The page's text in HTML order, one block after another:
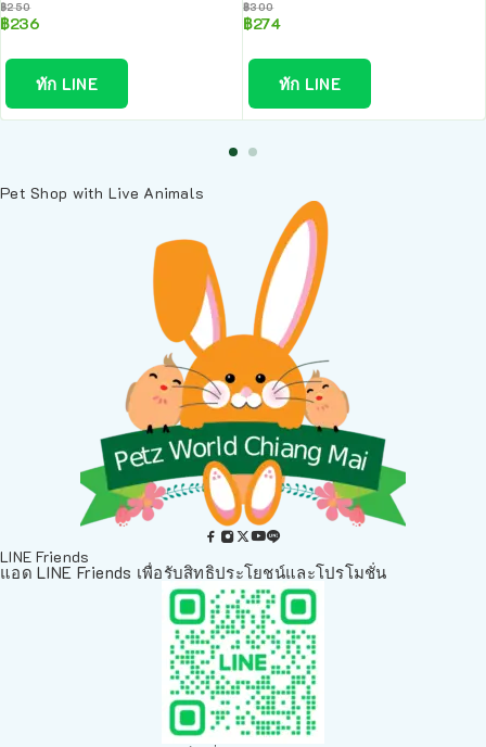
฿250
฿236
ทัก LINE
฿300
฿274
ทัก LINE
Pet Shop with Live Animals
LINE Friends
แอด LINE Friends เพื่อรับสิทธิประโยชน์และโปรโมชั่น